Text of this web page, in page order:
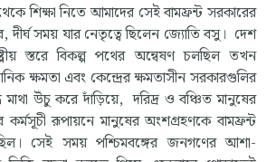
শিক্ষা নিতে আমাদের সেই বামফ্রন্ট সরকারের
দীর্ঘ সময় যার নেতৃত্বে ছিলেন জ্যোতি বসু। দেশ
স্তরে বিকল্প পথের অন্বেষণ চলছিল তখন
ক্ষমতা এবং কেন্দ্রের ক্ষমতাসীন সরকারগুলির
মাথা উঁচু করে দাঁড়িয়ে, দরিদ্র ও বঞ্চিত মানুষের
কর্মসূচী রূপায়নে মানুষের অংশগ্রহণকে বামফ্রন্ট
সেই সময় পশ্চিমবঙ্গের জনগণের আশা-